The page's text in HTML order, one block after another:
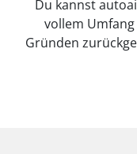
Du kannst
vollem
Gründen